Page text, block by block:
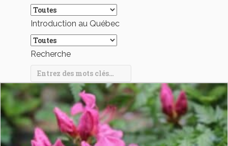
Introduction au Québec
Recherche